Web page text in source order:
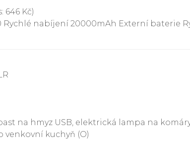
646 Kč)
Rychlé nabíjení 20000mAh Externí baterie
na hmyz USB, elektrická lampa na
venkovní kuchyň (O)